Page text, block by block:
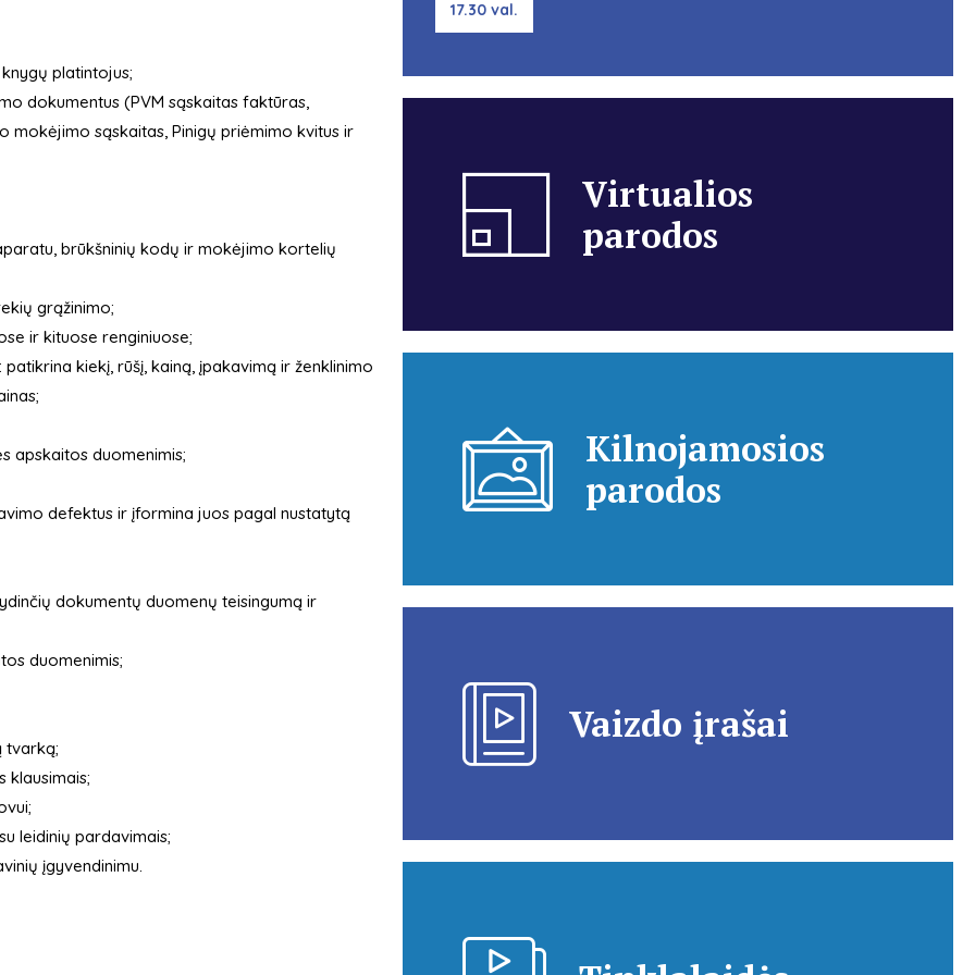
platintojus;
dokumentus (PVM sąskaitas faktūras,
mokėjimo sąskaitas, Pinigų priėmimo kvitus ir
brūkšninių kodų ir mokėjimo kortelių
grąžinimo;
ir kituose renginiuose;
kiekį, rūšį, kainą, įpakavimą ir ženklinimo
apskaitos duomenimis;
defektus ir įformina juos pagal nustatytą
dokumentų duomenų teisingumą ir
duomenimis;
tvarką;
klausimais;
leidinių pardavimais;
įgyvendinimu.
17.30 val.
Virtualios
parodos
Kilnojamosios
parodos
Vaizdo įrašai